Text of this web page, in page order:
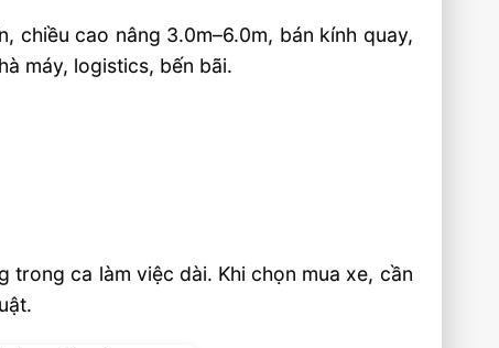
chiều cao nâng 3.0m–6.0m, bán kính quay,
máy, logistics, bến bãi.
trong ca làm việc dài. Khi chọn mua xe, cần